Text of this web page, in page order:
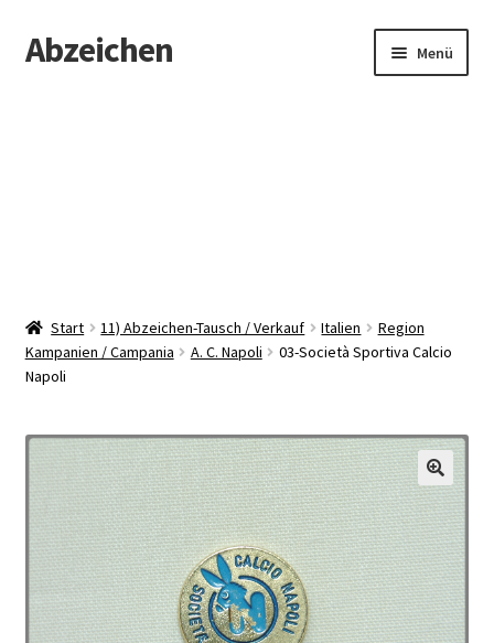
Zur
Navigation
Zum
Inhalt
Abzeichen Menü
Start 11) Abzeichen-Tausch / Verkauf Italien
Region
Kampanien / Campania
A. C. Napoli
03-Società Sportiva Calcio
Napoli